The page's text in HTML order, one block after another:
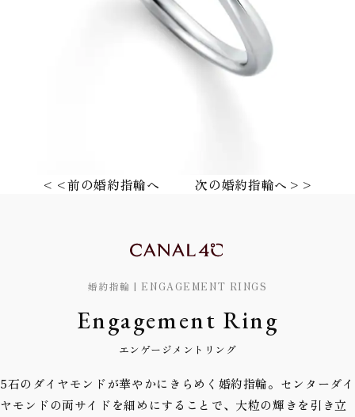
<<前の婚約指輪へ 次の婚約指輪へ>>
婚約指輪 | ENGAGEMENT RINGS
Engagement Ring
エンゲージメントリング
5石のダイヤモンドが華やかにきらめく婚約指輪。センターダイ
ヤモンドの両サイドを細めにすることで、大粒の輝きを引き立